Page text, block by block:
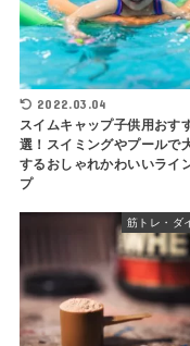
2022.03.04
スイムキャップ子供用おす
選！スイミングやプールで
するおしゃれかわいいライ
プ
筋トレ・ダ